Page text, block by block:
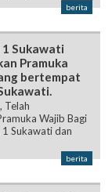
berita
1 Sukawati
Pramuka
bertempat
Telah
Wajib Bagi
1 Sukawati dan
berita